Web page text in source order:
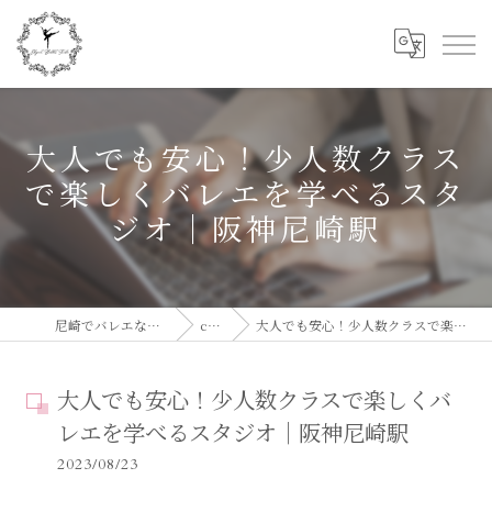
大人でも安心！少人数クラス
で楽しくバレエを学べるスタ
ジオ｜阪神尼崎駅
尼崎でバレエならElegant Ballet Studio column 大人でも安心！少人数クラスで楽しくバレエを学べるスタジオ｜阪神尼崎駅
大人でも安心！少人数クラスで楽しくバ
レエを学べるスタジオ｜阪神尼崎駅
2023/08/23